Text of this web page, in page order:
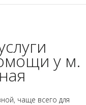
у м.
чаще всего для